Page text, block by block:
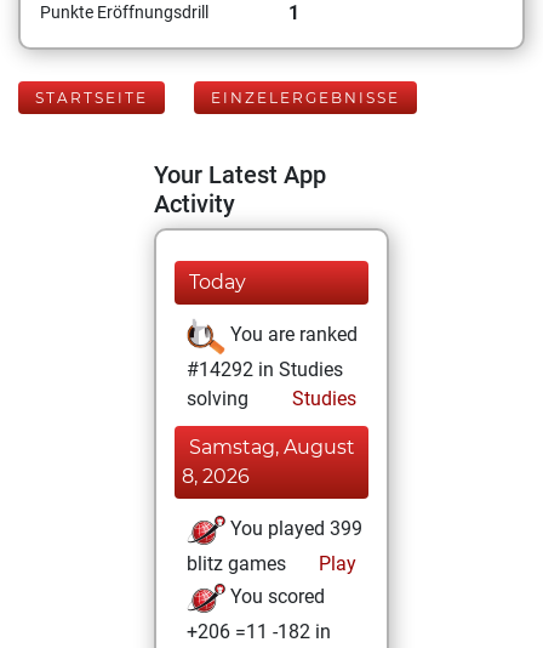
Punkte Eröffnungsdrill 1
STARTSEITE EINZELERGEBNISSE
Your Latest App
Activity
Today
You are ranked
#14292 in Studies
solving
Studies
Samstag, August
8, 2026
You played 399
blitz games
Play
You scored
+206 =11 -182 in